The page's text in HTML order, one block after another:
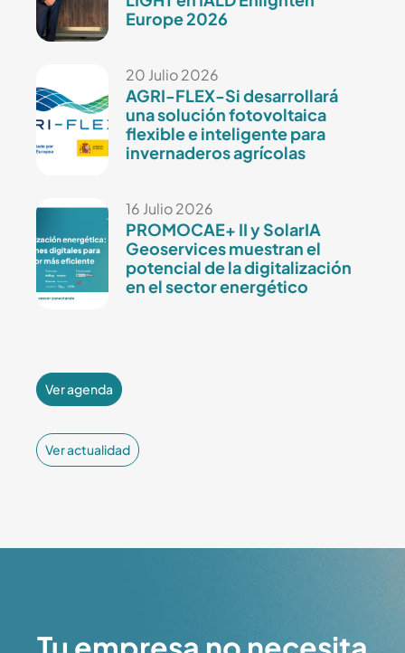
Europe 2026
AGRI-FLEX-Si desarrollará
una solución fotovoltaica
flexible e inteligente para
invernaderos agrícolas
20 Julio 2026
PROMOCAE+ II y SolarIA
Geoservices muestran el
potencial de la digitalización
en el sector energético
16 Julio 2026
Ver agenda
Ver actualidad